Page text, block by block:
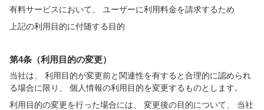
有料サービスにおいて、 ユーザーに利用料金を請求するため
上記の利用目的に付随する目的
第4条（利用目的の変更）
当社は、 利用目的が変更前と関連性を有すると合理的に認められ
る場合に限り、 個人情報の利用目的を変更するものとします。
利用目的の変更を行った場合には、 変更後の目的について、 当社